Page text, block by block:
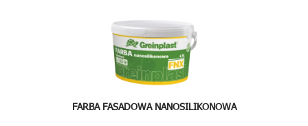
FARBA FASADOWA NANOSILIKONOWA